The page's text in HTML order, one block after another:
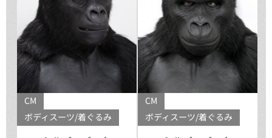
CM
ボディスーツ/着ぐるみ
CM
ボディスーツ/着ぐるみ